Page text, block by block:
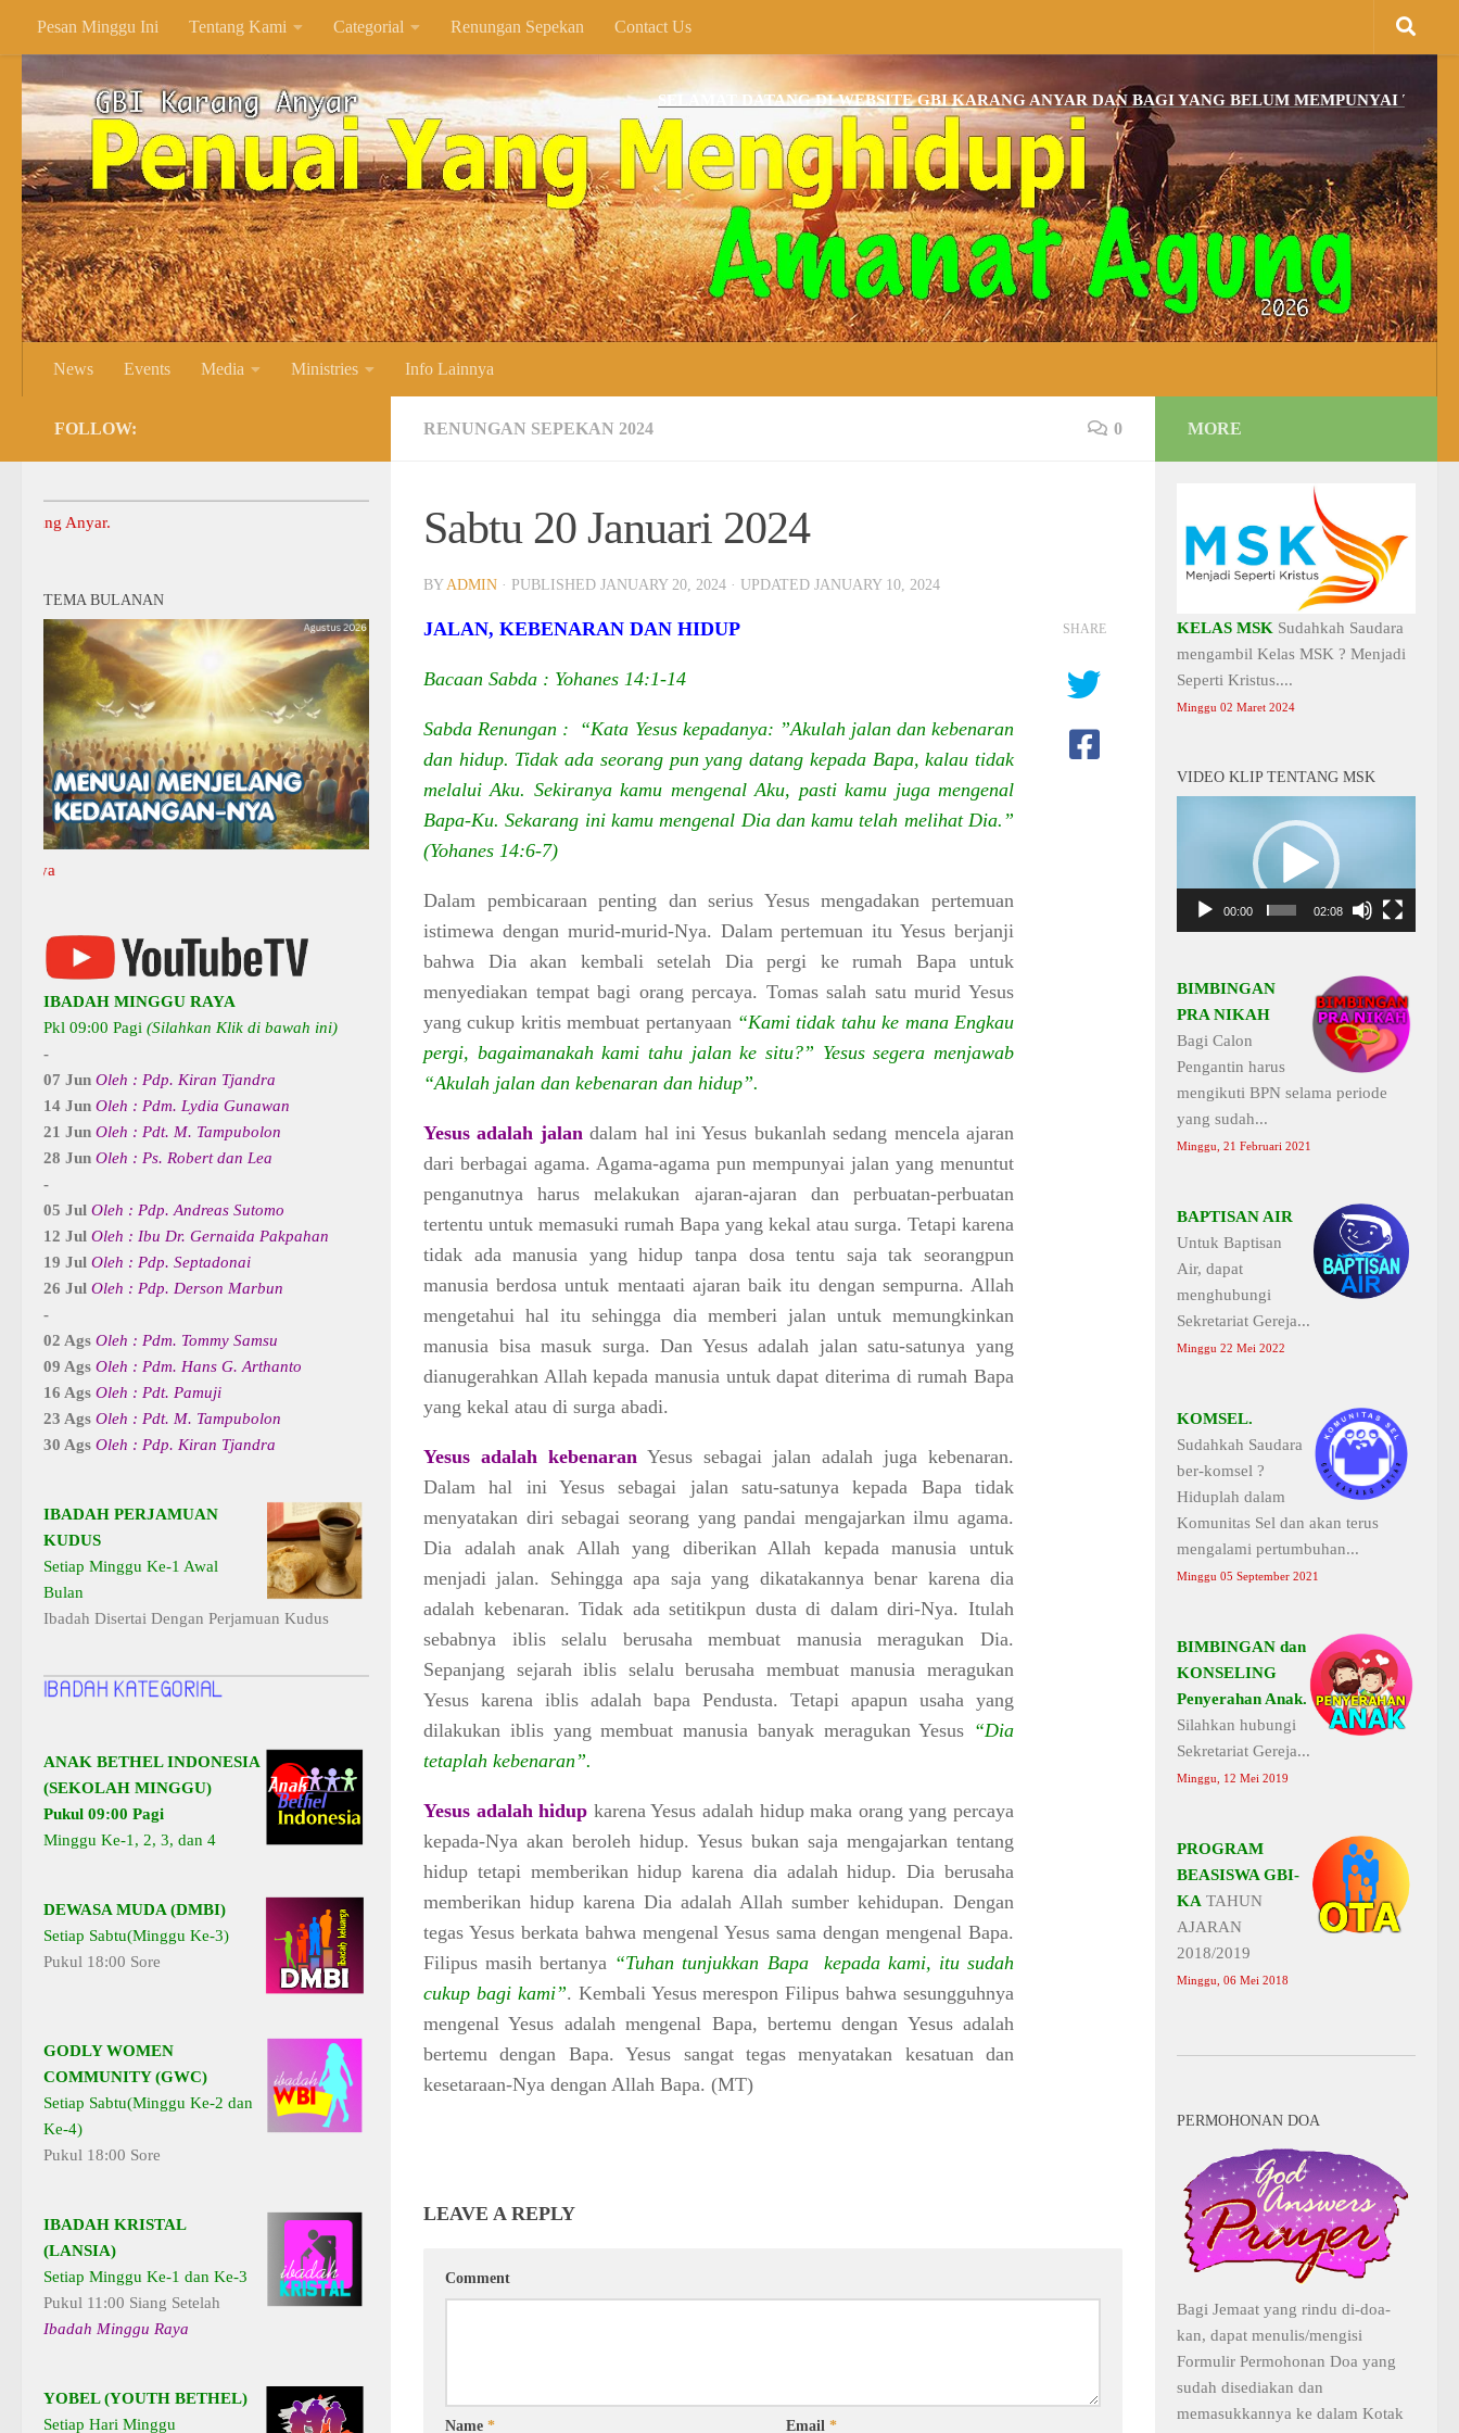
Skip to content
Pesan Minggu Ini Tentang Kami Categorial Renungan Sepekan Contact Us
SELAMAT DATANG DI WEBSITE GBI KARANG ANYAR DAN BAGI YANG BELUM MEMPUNYAI TEMPAT
News Events Media Ministries Info Lainnya
RENUNGAN SEPEKAN 2024 0
Sabtu 20 Januari 2024
BYADMIN · PUBLISHED JANUARY 20, 2024 · UPDATED JANUARY 10, 2024
JALAN, KEBENARAN DAN HIDUP
Bacaan Sabda : Yohanes 14:1-14
Sabda Renungan :
“Kata Yesus kepadanya: ”Akulah jalan dan kebenaran
dan hidup. Tidak ada seorang pun yang datang kepada Bapa, kalau tidak
melalui Aku. Sekiranya kamu mengenal Aku, pasti kamu juga mengenal
Bapa-Ku. Sekarang ini kamu mengenal Dia dan kamu telah melihat Dia.”
(Yohanes 14:6-7)
Dalam pembicaraan penting dan serius Yesus mengadakan pertemuan
istimewa dengan murid-murid-Nya. Dalam pertemuan itu Yesus berjanji
bahwa Dia akan kembali setelah Dia pergi ke rumah Bapa untuk
menyediakan tempat bagi orang percaya. Tomas salah satu murid Yesus
yang cukup kritis membuat pertanyaan “Kami tidak tahu ke mana Engkau
pergi, bagaimanakah kami tahu jalan ke situ?” Yesus segera menjawab
“Akulah jalan dan kebenaran dan hidup”.
Yesus adalah jalandalam hal ini Yesus bukanlah sedang mencela ajaran
dari berbagai agama. Agama-agama pun mempunyai jalan yang menuntut
penganutnya harus melakukan ajaran-ajaran dan perbuatan-perbuatan
tertentu untuk memasuki rumah Bapa yang kekal atau surga. Tetapi karena
tidak ada manusia yang hidup tanpa dosa tentu saja tak seorangpun
manusia berdosa untuk mentaati ajaran baik itu dengan sempurna. Allah
mengetahui hal itu sehingga dia memberi jalan untuk memungkinkan
manusia bisa masuk surga. Dan Yesus adalah jalan satu-satunya yang
dianugerahkan Allah kepada manusia untuk dapat diterima di rumah Bapa
yang kekal atau di surga abadi.
Yesus adalah kebenaran Yesus sebagai jalan adalah juga kebenaran.
Dalam hal ini Yesus sebagai jalan satu-satunya kepada Bapa tidak
menyatakan diri sebagai seorang yang pandai mengajarkan ilmu agama.
Dia adalah anak Allah yang diberikan Allah kepada manusia untuk
menjadi jalan. Sehingga apa saja yang dikatakannya benar karena dia
adalah kebenaran. Tidak ada setitikpun dusta di dalam diri-Nya. Itulah
sebabnya iblis selalu berusaha membuat manusia meragukan Dia.
Sepanjang sejarah iblis selalu berusaha membuat manusia meragukan
Yesus karena iblis adalah bapa Pendusta. Tetapi apapun usaha yang
dilakukan iblis yang membuat manusia banyak meragukan Yesus “Dia
tetaplah kebenaran”.
Yesus adalah hidup karena Yesus adalah hidup maka orang yang percaya
kepada-Nya akan beroleh hidup. Yesus bukan saja mengajarkan tentang
hidup tetapi memberikan hidup karena dia adalah hidup. Dia berusaha
memberikan hidup karena Dia adalah Allah sumber kehidupan. Dengan
tegas Yesus berkata bahwa mengenal Yesus sama dengan mengenal Bapa.
Filipus masih bertanya “Tuhan tunjukkan Bapa
kepada kami, itu sudah
cukup bagi kami”. Kembali Yesus merespon Filipus bahwa sesungguhnya
mengenal Yesus adalah mengenal Bapa, bertemu dengan Yesus adalah
bertemu dengan Bapa. Yesus sangat tegas menyatakan kesatuan dan
kesetaraan-Nya dengan Allah Bapa. (MT)
SHARE
LEAVE A REPLY
Comment
Name * Email*
FOLLOW:
Informasi Lainnya Dapat Menghubungi Sekretariat GBI Karang Anyar.
TEMA BULANAN
IBADAH MINGGU RAYA
Pkl 09:00 Pagi (Silahkan Klik di bawah ini)
-
07 Jun Oleh : Pdp. Kiran Tjandra
14 Jun Oleh : Pdm. Lydia Gunawan
21 Jun Oleh : Pdt. M. Tampubolon
28 Jun Oleh : Ps. Robert dan Lea
-
05 Jul Oleh : Pdp. Andreas Sutomo
12 Jul Oleh : Ibu Dr. Gernaida Pakpahan
19 Jul Oleh : Pdp. Septadonai
26 Jul Oleh : Pdp. Derson Marbun
-
02 Ags Oleh : Pdm. Tommy Samsu
09 Ags Oleh : Pdm. Hans G. Arthanto
16 Ags Oleh : Pdt. Pamuji
23 Ags Oleh : Pdt. M. Tampubolon
30 Ags Oleh : Pdp. Kiran Tjandra
IBADAH PERJAMUAN
KUDUS
Setiap Minggu Ke-1 Awal
Bulan
Ibadah Disertai Dengan Perjamuan Kudus
ANAK BETHEL INDONESIA
(SEKOLAH MINGGU)
Pukul 09:00 Pagi
Minggu Ke-1, 2, 3, dan 4
DEWASA MUDA (DMBI)
Setiap Sabtu(Minggu Ke-3)
Pukul 18:00 Sore
GODLY WOMEN
COMMUNITY (GWC)
Setiap Sabtu(Minggu Ke-2 dan
Ke-4)
Pukul 18:00 Sore
IBADAH KRISTAL
(LANSIA)
Setiap Minggu Ke-1 dan Ke-3
Pukul 11:00 Siang Setelah
Ibadah Minggu Raya
YOBEL (YOUTH BETHEL)
Setiap Hari Minggu
MORE
KELAS MSK Sudahkah Saudara
mengambil Kelas MSK ? Menjadi
Seperti Kristus....
Minggu 02 Maret 2024
VIDEO KLIP TENTANG MSK
00:00 02:08
BIMBINGAN
PRA NIKAH
Bagi Calon
Pengantin harus
mengikuti BPN selama periode
yang sudah...
Minggu, 21 Februari 2021
BAPTISAN AIR
Untuk Baptisan
Air, dapat
menghubungi
Sekretariat Gereja...
Minggu 22 Mei 2022
KOMSEL.
Sudahkah Saudara
ber-komsel ?
Hiduplah dalam
Komunitas Sel dan akan terus
mengalami pertumbuhan...
Minggu 05 September 2021
BIMBINGAN dan
KONSELING
Penyerahan Anak.
Silahkan hubungi
Sekretariat Gereja...
Minggu, 12 Mei 2019
PROGRAM
BEASISWA GBI-
KA TAHUN
AJARAN
2018/2019
Minggu, 06 Mei 2018
PERMOHONAN DOA
Bagi Jemaat yang rindu di-doa-
kan, dapat menulis/mengisi
Formulir Permohonan Doa yang
sudah disediakan dan
memasukkannya ke dalam Kotak